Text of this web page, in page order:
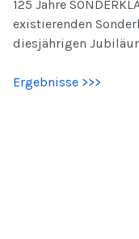
125 Jahre
existierenden
diesjährigen
Ergebnisse >>>